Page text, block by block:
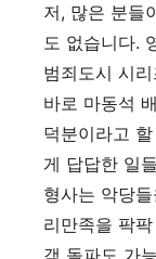
저, 많은 분들
도 없습니다.
범죄도시 시
바로 마동석
덕분이라고
게 답답한 일
형사는 악당
리만족을 팍